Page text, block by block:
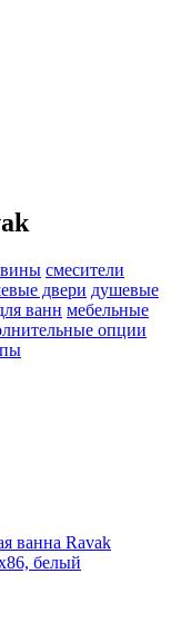
смесители
двери душевые
ванн мебельные
опции
ванна Ravak
белый